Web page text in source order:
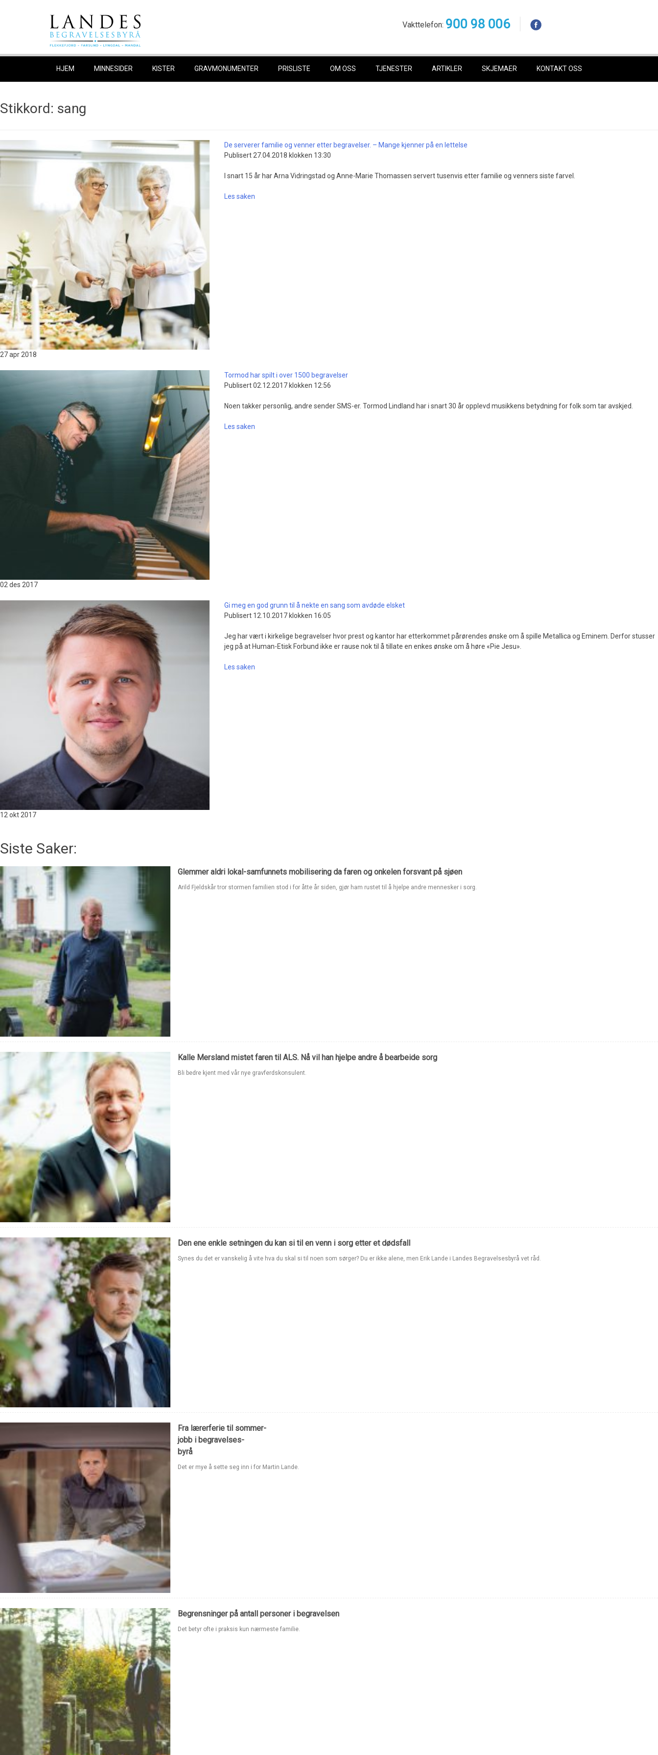
Vakttelefon: 900 98 006
HJEM MINNESIDER KISTER GRAVMONUMENTER PRISLISTE OM OSS TJENESTER ARTIKLER SKJEMAER KONTAKT OSS
Stikkord: sang
27 apr 2018
De serverer familie og venner etter begravelser. – Mange kjenner på en lettelse
Publisert 27.04.2018 klokken 13:30
I snart 15 år har Arna Vidringstad og Anne-Marie Thomassen servert tusenvis etter familie og venners siste farvel.
Les saken
02 des 2017
Tormod har spilt i over 1500 begravelser
Publisert 02.12.2017 klokken 12:56
Noen takker personlig, andre sender SMS-er. Tormod Lindland har i snart 30 år opplevd musikkens betydning for folk som tar avskjed.
Les saken
12 okt 2017
Gi meg en god grunn til å nekte en sang som avdøde elsket
Publisert 12.10.2017 klokken 16:05
Jeg har vært i kirkelige begravelser hvor prest og kantor har etterkommet pårørendes ønske om å spille Metallica og Eminem. Derfor stusser
jeg på at Human-Etisk Forbund ikke er rause nok til å tillate en enkes ønske om å høre «Pie Jesu».
Les saken
Siste Saker:
Glemmer aldri lokal-samfunnets mobilisering da faren og onkelen forsvant på sjøen
Arild Fjeldskår tror stormen familien stod i for åtte år siden, gjør ham rustet til å hjelpe andre mennesker i sorg.
Kalle Mersland mistet faren til ALS. Nå vil han hjelpe andre å bearbeide sorg
Bli bedre kjent med vår nye gravferdskonsulent.
Den ene enkle setningen du kan si til en venn i sorg etter et dødsfall
Synes du det er vanskelig å vite hva du skal si til noen som sørger? Du er ikke alene, men Erik Lande i Landes Begravelsesbyrå vet råd.
Fra lærerferie til sommer-
jobb i begravelses-
byrå
Det er mye å sette seg inn i for Martin Lande.
Begrensninger på antall personer i begravelsen
Det betyr ofte i praksis kun nærmeste familie.